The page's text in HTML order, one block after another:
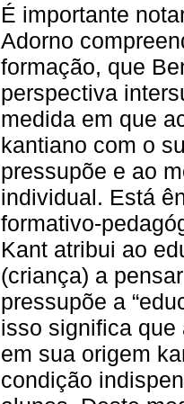
É importante
Adorno
formação, que
perspectiva
medida em que
kantiano com o
pressupõe e ao
individual. Está
formativo-
Kant atribui ao
(criança) a
pressupõe a
isso significa
em sua origem
condição